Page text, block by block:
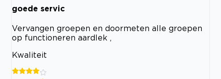
goede servic
Vervangen groepen en doormeten alle groepen
op functioneren aardlek ,
Kwaliteit